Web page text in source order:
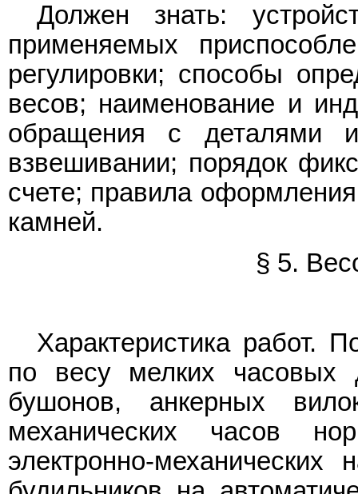
Должен знать:
применяемых
регулировки; способы
весов; наименование и
обращения с деталями
взвешивании; порядок
счете; правила
камней.
§ 5.
Характеристика работ.
по весу мелких часовых
бушонов, анкерных
механических часов
электронно-механических